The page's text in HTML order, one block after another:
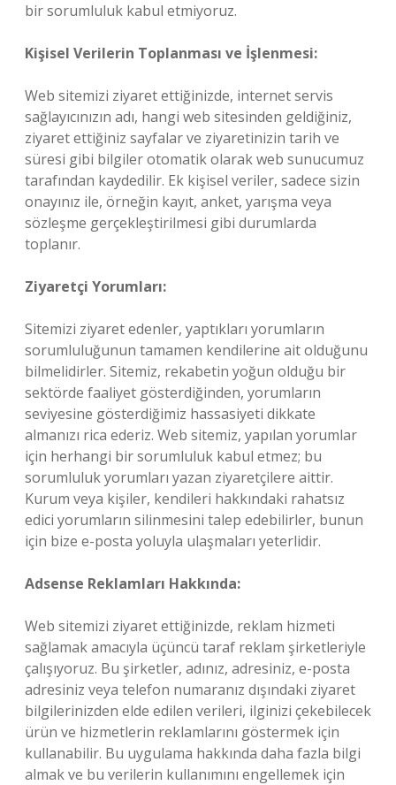
bir sorumluluk kabul etmiyoruz.
Kişisel Verilerin Toplanması ve İşlenmesi:
Web sitemizi ziyaret ettiğinizde, internet servis
sağlayıcınızın adı, hangi web sitesinden geldiğiniz,
ziyaret ettiğiniz sayfalar ve ziyaretinizin tarih ve
süresi gibi bilgiler otomatik olarak web sunucumuz
tarafından kaydedilir. Ek kişisel veriler, sadece sizin
onayınız ile, örneğin kayıt, anket, yarışma veya
sözleşme gerçekleştirilmesi gibi durumlarda
toplanır.
Ziyaretçi Yorumları:
Sitemizi ziyaret edenler, yaptıkları yorumların
sorumluluğunun tamamen kendilerine ait olduğunu
bilmelidirler. Sitemiz, rekabetin yoğun olduğu bir
sektörde faaliyet gösterdiğinden, yorumların
seviyesine gösterdiğimiz hassasiyeti dikkate
almanızı rica ederiz. Web sitemiz, yapılan yorumlar
için herhangi bir sorumluluk kabul etmez; bu
sorumluluk yorumları yazan ziyaretçilere aittir.
Kurum veya kişiler, kendileri hakkındaki rahatsız
edici yorumların silinmesini talep edebilirler, bunun
için bize e-posta yoluyla ulaşmaları yeterlidir.
Adsense Reklamları Hakkında:
Web sitemizi ziyaret ettiğinizde, reklam hizmeti
sağlamak amacıyla üçüncü taraf reklam şirketleriyle
çalışıyoruz. Bu şirketler, adınız, adresiniz, e-posta
adresiniz veya telefon numaranız dışındaki ziyaret
bilgilerinizden elde edilen verileri, ilginizi çekebilecek
ürün ve hizmetlerin reklamlarını göstermek için
kullanabilir. Bu uygulama hakkında daha fazla bilgi
almak ve bu verilerin kullanımını engellemek için